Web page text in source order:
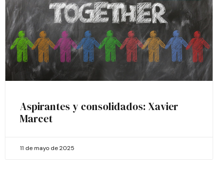
Aspirantes y consolidados: Xavier
Marcet
11 de mayo de 2025